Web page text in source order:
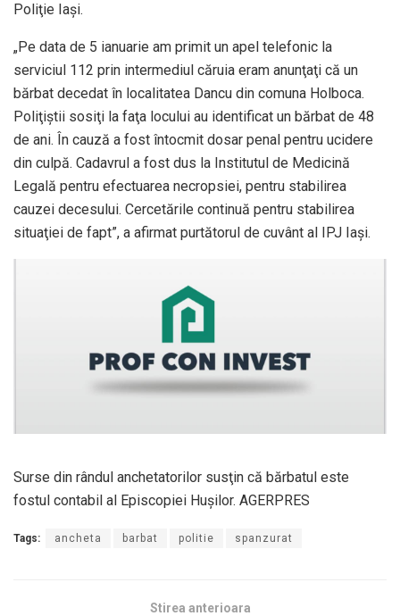
Poliţie Iaşi.
„Pe data de 5 ianuarie am primit un apel telefonic la
serviciul 112 prin intermediul căruia eram anunţaţi că un
bărbat decedat în localitatea Dancu din comuna Holboca.
Poliţiştii sosiţi la faţa locului au identificat un bărbat de 48
de ani. În cauză a fost întocmit dosar penal pentru ucidere
din culpă. Cadavrul a fost dus la Institutul de Medicină
Legală pentru efectuarea necropsiei, pentru stabilirea
cauzei decesului. Cercetările continuă pentru stabilirea
situaţiei de fapt”, a afirmat purtătorul de cuvânt al IPJ Iaşi.
Surse din rândul anchetatorilor susţin că bărbatul este
fostul contabil al Episcopiei Huşilor. AGERPRES
Tags: ancheta barbat politie spanzurat
Stirea anterioara